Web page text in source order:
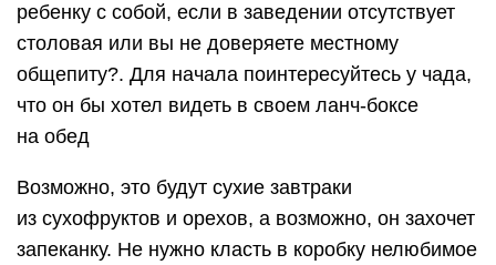
ребенку с собой, если в заведении отсутствует
столовая или вы не доверяете местному
общепиту?. Для начала поинтересуйтесь у чада,
что он бы хотел видеть в своем ланч-боксе
на обед
Возможно, это будут сухие завтраки
из сухофруктов и орехов, а возможно, он захочет
запеканку. Не нужно класть в коробку нелюбимое